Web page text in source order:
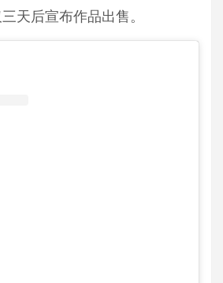
天后宣布作品出售。